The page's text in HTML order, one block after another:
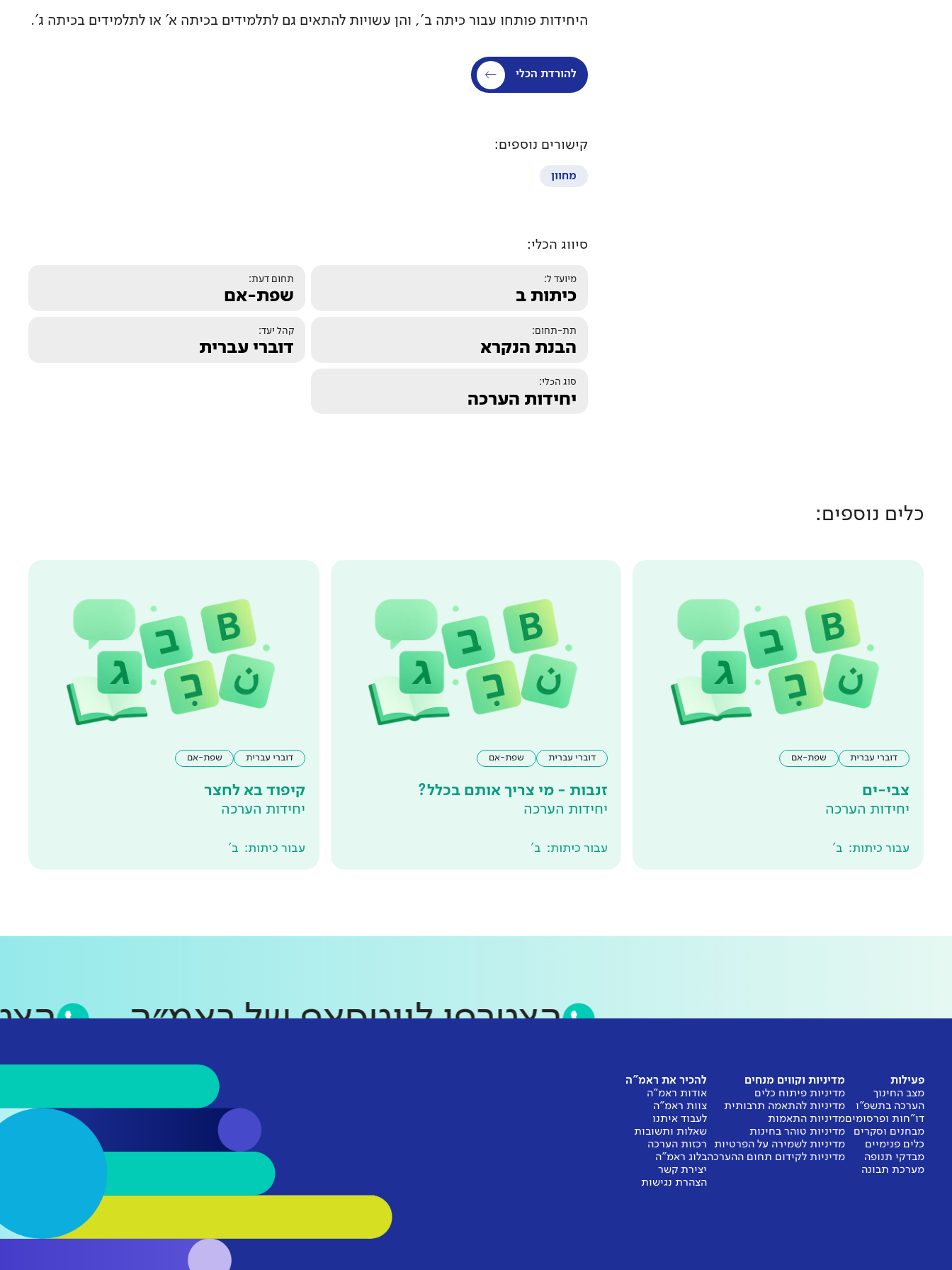
היחידות פותחו עבור כיתה ב', והן עשויות להתאים גם לתלמידים בכיתה א' או לתלמידים בכיתה ג'.
להורדת הכלי
קישורים נוספים:
מחוון
סיווג הכלי:
מיועד ל:
כיתות ב
תחום דעת:
שפת-אם
תת-תחום:
הבנת הנקרא
קהל יעד:
דוברי עברית
סוג הכלי:
יחידות הערכה
כלים נוספים:
דוברי עברית שפת-אם
צבי-ים
יחידות הערכה
עבור כיתות: ב'
דוברי עברית שפת-אם
זנבות - מי צריך אותם בכלל?
יחידות הערכה
עבור כיתות: ב'
דוברי עברית שפת-אם
קיפוד בא לחצר
יחידות הערכה
עבור כיתות: ב'
הצטרפו לווטסאפ של ראמ״ה
פעילות
מצב החינוך
הערכה בתשפ"ו
דו"חות ופרסומים
מבחנים וסקרים
כלים פנימיים
מבדקי תנופה
מערכת תבונה
מדיניות וקווים מנחים
מדיניות פיתוח כלים
מדיניות להתאמה תרבותית
מדיניות התאמות
מדיניות טוהר בחינות
מדיניות לשמירה על הפרטיות
מדיניות לקידום תחום ההערכה
להכיר את ראמ"ה
אודות ראמ"ה
צוות ראמ"ה
לעבוד איתנו
שאלות ותשובות
רכזות הערכה
בלוג ראמ"ה
יצירת קשר
הצהרת נגישות